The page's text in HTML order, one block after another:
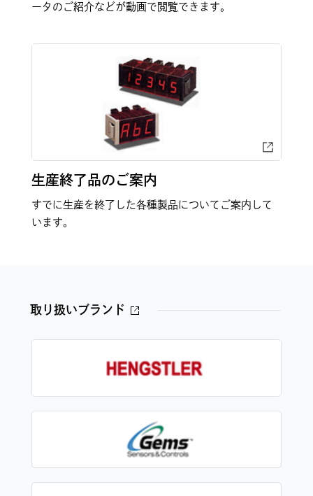
ータのご紹介などが動画で閲覧できます。
生産終了品のご案内
すでに生産を終了した各種製品についてご案内して
います。
取り扱いブランド